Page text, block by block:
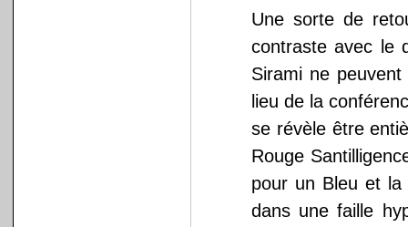
Une sorte de
contraste avec le
Sirami ne
lieu de la
se révèle être
Rouge
pour un Bleu et
dans une faille